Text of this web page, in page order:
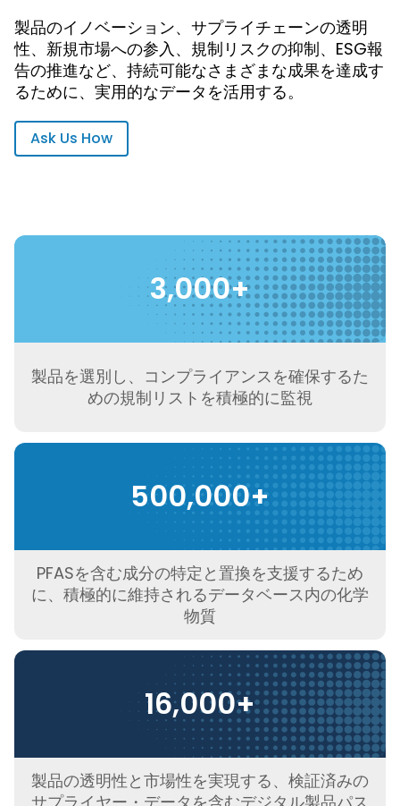
製品のイノベーション、サプライチェーンの透明
性、新規市場への参入、規制リスクの抑制、ESG報
告の推進など、持続可能なさまざまな成果を達成す
るために、実用的なデータを活用する。
Ask Us How
3,000+
製品を選別し、コンプライアンスを確保するた
めの規制リストを積極的に監視
500,000+
PFASを含む成分の特定と置換を支援するため
に、積極的に維持されるデータベース内の化学
物質
16,000+
製品の透明性と市場性を実現する、検証済みの